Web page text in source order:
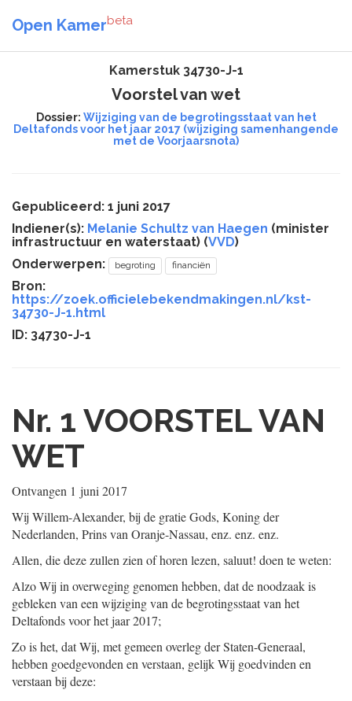
Open Kamerbeta
Kamerstuk 34730-J-1
Voorstel van wet
Dossier: Wijziging van de begrotingsstaat van het
Deltafonds voor het jaar 2017 (wijziging samenhangende
met de Voorjaarsnota)
Gepubliceerd: 1 juni 2017
Indiener(s): Melanie Schultz van Haegen (minister
infrastructuur en waterstaat) (VVD)
Onderwerpen:
begroting financiën
Bron:
https://zoek.officielebekendmakingen.nl/kst-
34730-J-1.html
ID: 34730-J-1
Nr. 1 VOORSTEL VAN
WET
Ontvangen 1 juni 2017
Wij Willem-Alexander, bij de gratie Gods, Koning der
Nederlanden, Prins van Oranje-Nassau, enz. enz. enz.
Allen, die deze zullen zien of horen lezen, saluut! doen te weten:
Alzo Wij in overweging genomen hebben, dat de noodzaak is
gebleken van een wijziging van de begrotingsstaat van het
Deltafonds voor het jaar 2017;
Zo is het, dat Wij, met gemeen overleg der Staten-Generaal,
hebben goedgevonden en verstaan, gelijk Wij goedvinden en
verstaan bij deze: